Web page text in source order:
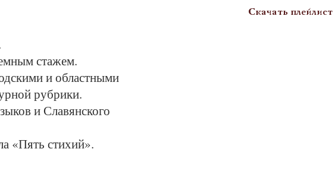
стажем.
и областными
рубрики.
и Славянского
«Пять стихий».
Скачать плейлист